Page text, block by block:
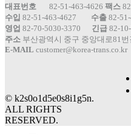
대표번호 82-51-463-4626 팩스
수입 82-51-463-4627 수출 82-
영업 82-70-5030-3370 긴급 82-
주소 부산광역시 중구 중앙대로81
E-MAIL customer@korea-trans.co.kr
© k2s0o1d5e0s8i1g5n.
ALL RIGHTS
RESERVED.